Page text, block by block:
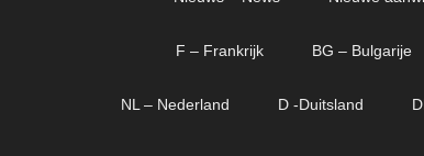
F – Frankrijk BG – Bulgarije
NL – Nederland D -Duitsland